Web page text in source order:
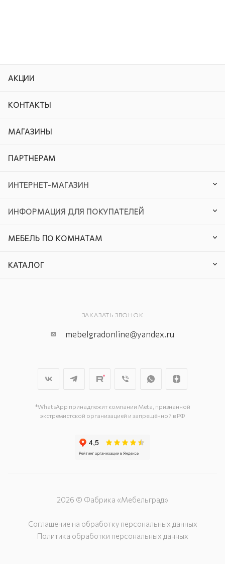
АКЦИИ
КОНТАКТЫ
МАГАЗИНЫ
ПАРТНЕРАМ
ИНТЕРНЕТ-МАГАЗИН
ИНФОРМАЦИЯ ДЛЯ ПОКУПАТЕЛЕЙ
МЕБЕЛЬ ПО КОМНАТАМ
КАТАЛОГ
ЗАКАЗАТЬ ЗВОНОК
mebelgradonline@yandex.ru
*WhatsApp принадлежит компании Meta, признанной
экстремистской организацией и запрещённой в РФ
2026 © Фабрика «Мебельград»
Соглашение на обработку персональных данных
Политика обработки персональных данных